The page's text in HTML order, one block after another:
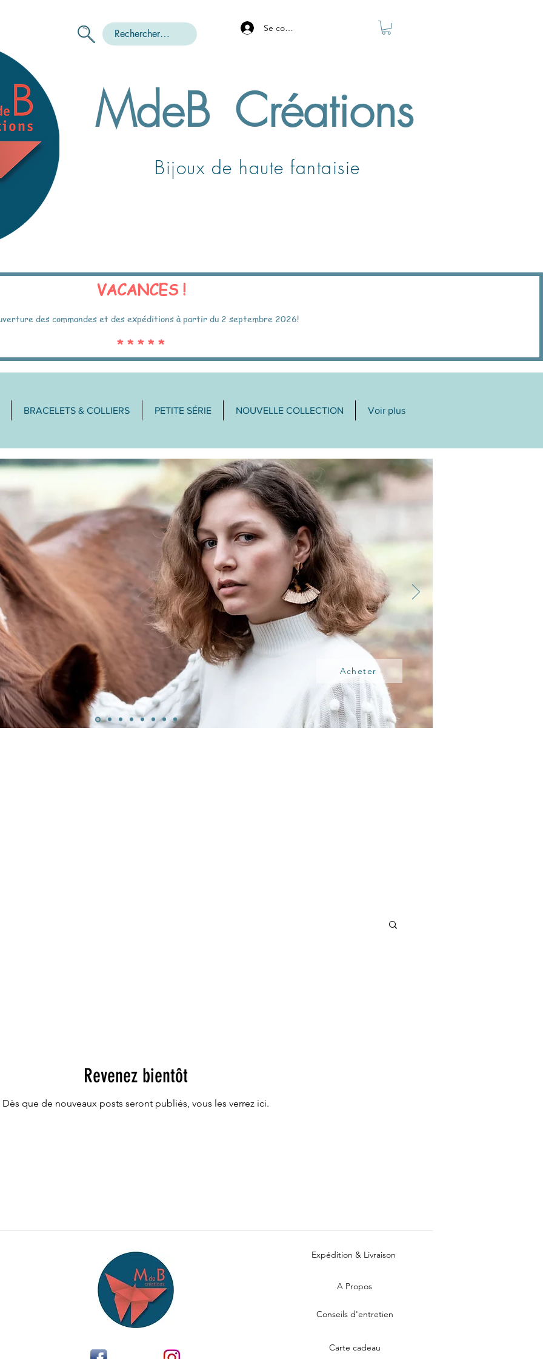
Se connecter
MdeB Créations
Bijoux de haute fantaisie
VACANCES !
des commandes et des expéditions à partir du 2 septembre 2026!
* * * * *
BRACELETS & COLLIERS PETITE SÉRIE NOUVELLE COLLECTION Voir plus
Acheter
Revenez bientôt
Dès que de nouveaux posts seront publiés, vous les verrez ici.
Expédition & Livraison
A Propos
Conseils d'entretien
Carte cadeau